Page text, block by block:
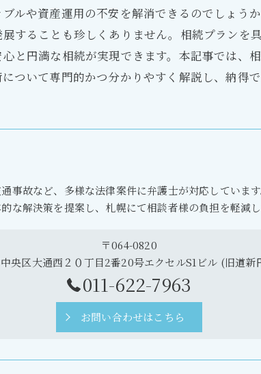
ルや資産運用の不安を解消できるのでしょう
することも珍しくありません。相続プランを
と円満な相続が実現できます。本記事では、
ついて専門的かつ分かりやすく解説し、納得
事故など、多様な法律案件に弁護士が対応していま
な解決策を提案し、札幌にて相談者様の負担を軽減し
〒064-0820
央区大通西２０丁目2番20号エクセルS1ビル (旧道新
011-622-7963
お問い合わせはこちら